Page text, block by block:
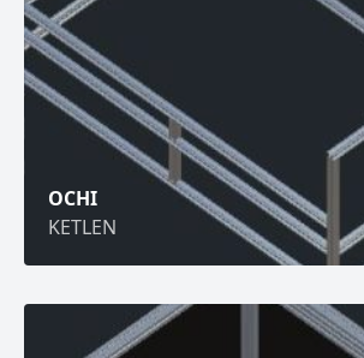
OCHI
KETLEN